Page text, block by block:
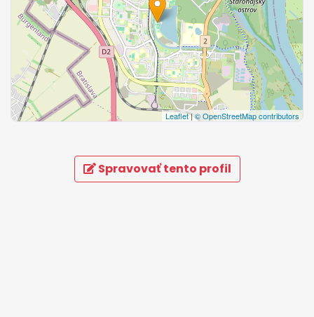
Leaflet|© OpenStreetMap contributors
Spravovať tento profil